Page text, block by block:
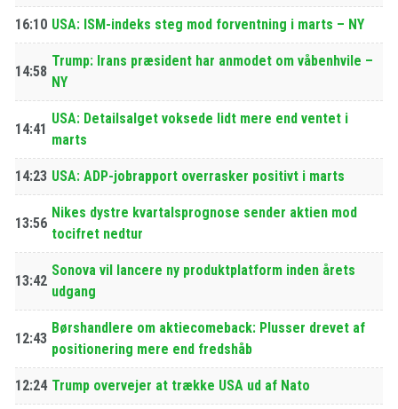
16:10 USA: ISM-indeks steg mod forventning i marts – NY
14:58
Trump: Irans præsident har anmodet om våbenhvile –
NY
14:41
USA: Detailsalget voksede lidt mere end ventet i
marts
14:23 USA: ADP-jobrapport overrasker positivt i marts
13:56
Nikes dystre kvartalsprognose sender aktien mod
tocifret nedtur
13:42
Sonova vil lancere ny produktplatform inden årets
udgang
12:43
Børshandlere om aktiecomeback: Plusser drevet af
positionering mere end fredshåb
12:24 Trump overvejer at trække USA ud af Nato